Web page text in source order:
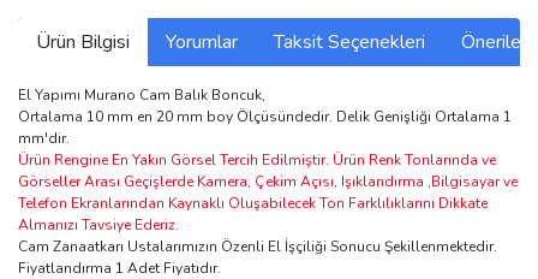
Ürün Bilgisi Yorumlar Taksit Seçenekleri
El Yapımı Murano Cam Balık Boncuk,
Ortalama 10 mm en 20 mm boy Ölçüsündedir. Delik Genişliği Ortalama 1
mm'dir.
Ürün Rengine En Yakın Görsel Tercih Edilmiştir. Ürün Renk Tonlarında ve
Görseller Arası Geçişlerde Kamera, Çekim Açısı, Işıklandırma ,Bilgisayar ve
Telefon Ekranlarından Kaynaklı Oluşabilecek Ton Farklılıklarını Dikkate
Almanızı Tavsiye Ederiz.
Cam Zanaatkarı Ustalarımızın Özenli El İşçiliği Sonucu Şekillenmektedir.
Fiyatlandırma 1 Adet Fiyatıdır.